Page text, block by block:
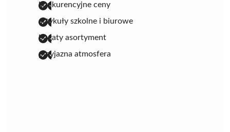
konkurencyjne ceny
artykuły szkolne i biurowe
bogaty asortyment
przyjazna atmosfera